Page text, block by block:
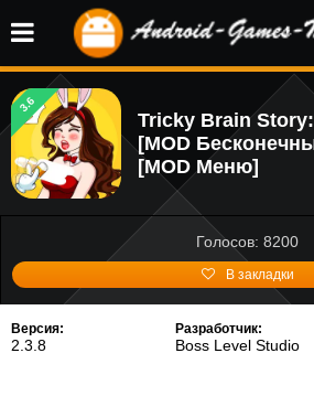
3.6
Tricky Brain
[MOD
[MOD Меню]
Голосов: 8200
В закладки
Версия:
2.3.8
Разработчик:
Boss Level Studio